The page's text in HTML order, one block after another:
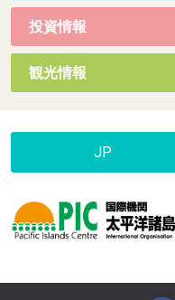
投資情報
観光情報
JP